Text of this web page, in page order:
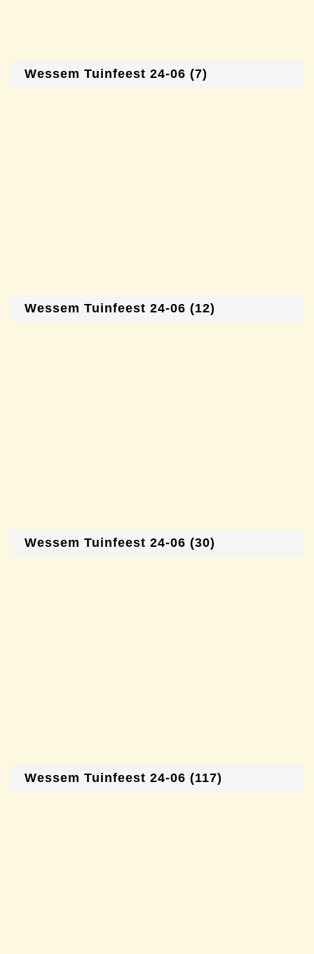
Wessem Tuinfeest 24-06 (7)
Wessem Tuinfeest 24-06 (12)
Wessem Tuinfeest 24-06 (30)
Wessem Tuinfeest 24-06 (117)